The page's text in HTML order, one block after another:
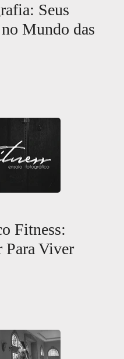
Seus
Mundo das
Fitness:
Para Viver